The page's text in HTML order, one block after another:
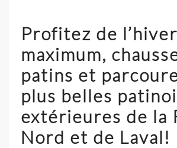
Profitez de
maximum,
patins et
plus belles
extérieures de la
Nord et de Laval!